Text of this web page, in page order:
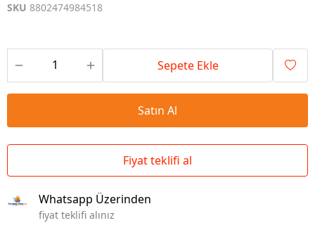
SKU 8802474984518
Sepete Ekle
Satın Al
Fiyat teklifi al
Whatsapp Üzerinden
fiyat teklifi alınız